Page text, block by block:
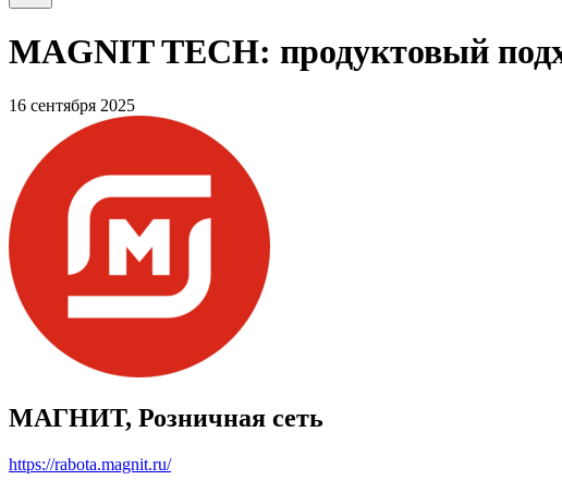
MAGNIT TECH: продуктовый
16 сентября 2025
МАГНИТ, Розничная сеть
https://rabota.magnit.ru/